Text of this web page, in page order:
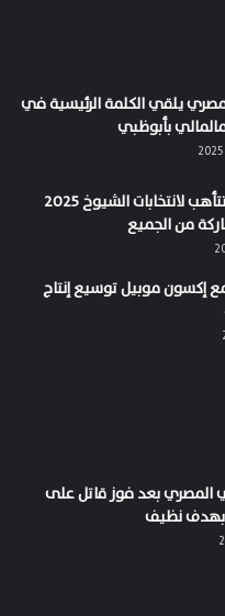
يلقي الكلمة الرئيسية في
بأبوظبي
الصالحية القديمة تتأهب لانتخابات الشيوخ 2025
من الجميع
مع إكسون موبيل توسيع إنتاج
المصري بعد فوز قاتل على
بهدف نظيف